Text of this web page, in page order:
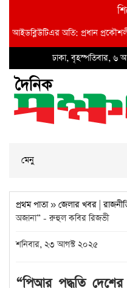
অতি: প্রধান প্রকৌশলী মজনু
ঢাকা, বৃহস্পতিবার, ৬
মেনু
প্রথম পাতা» জেলার খবর |
অজানা” - রুহুল কবির রিজভী
শনিবার, ২৩ আগস্ট ২০২৫
“পিআর পদ্ধতি